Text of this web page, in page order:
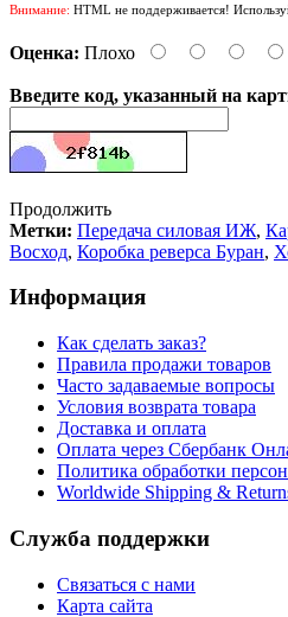
Внимание: HTML не поддерживается!
Оценка: Плохо
Введите код, указанный на
Продолжить
Метки: Передача силовая ИЖ,
Восход, Коробка реверса Буран,
Информация
Как сделать заказ?
Правила продажи товаров
Часто задаваемые вопросы
Условия возврата товара
Доставка и оплата
Оплата через Сбербанк
Политика обработки
Worldwide Shipping &
Служба поддержки
Связаться с нами
Карта сайта